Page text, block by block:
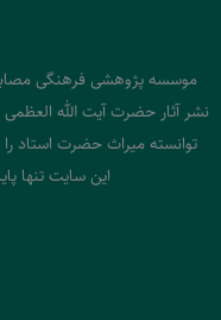
نشر آثار حضرت آیت الله العظمی
توانسته میراث حضرت استاد
این سایت تنها